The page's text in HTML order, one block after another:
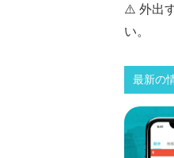
⚠️ 外出
い。
最新の